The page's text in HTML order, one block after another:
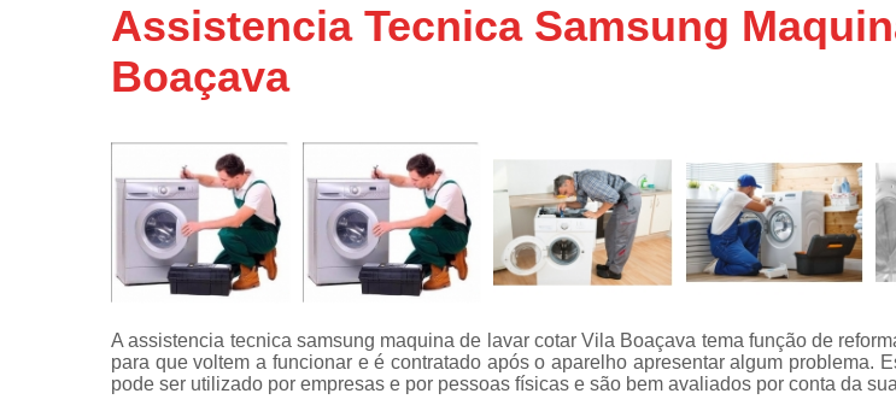
técnicas de
fogão
Conserto de
máquinas de
lavar
Consertos de
adega
geladeiras
expositoras
Assistencia Tecnica
Assistencia Tecnica
Assistencia
Electrolux
Assistencia Tecnica Samsung
Boaçava
A assistencia tecnica samsung maquina de lavar cotar Vila Boaçava tema função de
para que voltem a funcionar e é contratado após o aparelho apresentar algum problema.
pode ser utilizado por empresas e por pessoas físicas e são bem avaliados por conta da